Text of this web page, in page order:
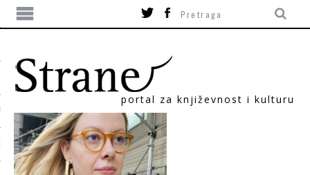
portal za književnost i kulturu